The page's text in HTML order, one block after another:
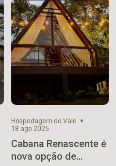
Hospedagem do Vale
18 ago 2025
Cabana Renascente é
nova opção de